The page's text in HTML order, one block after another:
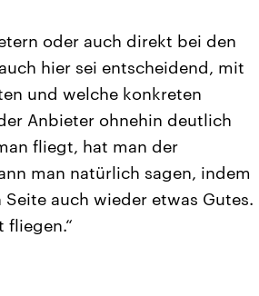
oder auch direkt bei den
hier sei entscheidend, mit
und welche konkreten
Anbieter ohnehin deutlich
fliegt, hat man der
man natürlich sagen, indem
auch wieder etwas Gutes.
fliegen.“